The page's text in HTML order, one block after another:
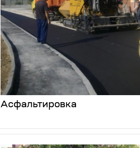
Асфальтировка